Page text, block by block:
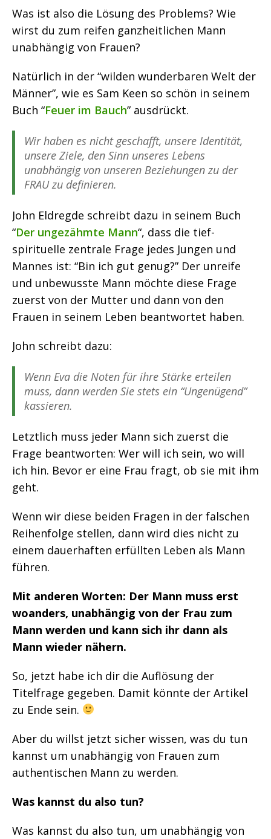
Was ist also die Lösung des Problems? Wie
wirst du zum reifen ganzheitlichen Mann
unabhängig von Frauen?
Natürlich in der “wilden wunderbaren Welt der
Männer”, wie es Sam Keen so schön in seinem
Buch “Feuer im Bauch” ausdrückt.
Wir haben es nicht geschafft, unsere Identität,
unsere Ziele, den Sinn unseres Lebens
unabhängig von unseren Beziehungen zu der
FRAU zu definieren.
John Eldregde schreibt dazu in seinem Buch
“Der ungezähmte Mann“, dass die tief-
spirituelle zentrale Frage jedes Jungen und
Mannes ist: “Bin ich gut genug?” Der unreife
und unbewusste Mann möchte diese Frage
zuerst von der Mutter und dann von den
Frauen in seinem Leben beantwortet haben.
John schreibt dazu:
Wenn Eva die Noten für ihre Stärke erteilen
muss, dann werden Sie stets ein “Ungenügend”
kassieren.
Letztlich muss jeder Mann sich zuerst die
Frage beantworten: Wer will ich sein, wo will
ich hin. Bevor er eine Frau fragt, ob sie mit ihm
geht.
Wenn wir diese beiden Fragen in der falschen
Reihenfolge stellen, dann wird dies nicht zu
einem dauerhaften erfüllten Leben als Mann
führen.
Mit anderen Worten: Der Mann muss erst
woanders, unabhängig von der Frau zum
Mann werden und kann sich ihr dann als
Mann wieder nähern.
So, jetzt habe ich dir die Auflösung der
Titelfrage gegeben. Damit könnte der Artikel
zu Ende sein.
Aber du willst jetzt sicher wissen, was du tun
kannst um unabhängig von Frauen zum
authentischen Mann zu werden.
Was kannst du also tun?
Was kannst du also tun, um unabhängig von